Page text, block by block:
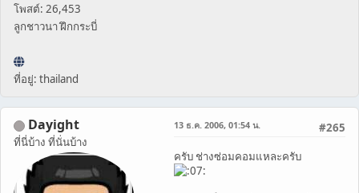
โพสต์: 26,453
ลูกชาวนา ฝึกกระบี่
ที่อยู่: thailand
Dayight
ที่นี่บ้าง ที่นั่นบ้าง
#265
13 ธ.ค. 2006, 01:54 น.
ครับ ช่างซ่อมคอมแหละครับ